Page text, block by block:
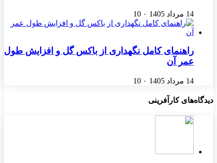
14 مرداد 1405 ۰ 10
راهنمای کامل نگهداری از باکس گل و افزایش طول
عمر آن
14 مرداد 1405 ۰ 10
دیدگاه‌های کارآفرینی